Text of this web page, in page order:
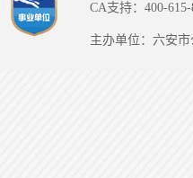
CA支持：400-
主办单位：六安